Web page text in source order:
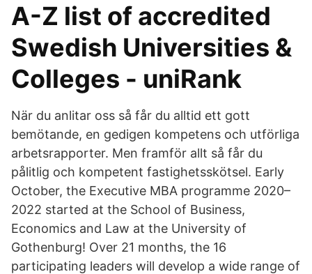
A-Z list of accredited
Swedish Universities &
Colleges - uniRank
När du anlitar oss så får du alltid ett gott
bemötande, en gedigen kompetens och utförliga
arbetsrapporter. Men framför allt så får du
pålitlig och kompetent fastighetsskötsel. Early
October, the Executive MBA programme 2020–
2022 started at the School of Business,
Economics and Law at the University of
Gothenburg! Over 21 months, the 16
participating leaders will develop a wide range of